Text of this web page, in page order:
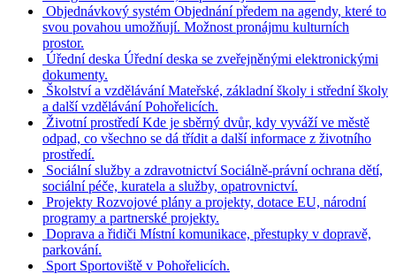
Objednávkový systém Objednání předem na agendy, které to
svou povahou umožňují. Možnost pronájmu kulturních
prostor.
Úřední deska Úřední deska se zveřejněnými elektronickými
dokumenty.
Školství a vzdělávání Mateřské, základní školy i střední školy
a další vzdělávání Pohořelicích.
Životní prostředí Kde je sběrný dvůr, kdy vyváží ve městě
odpad, co všechno se dá třídit a další informace z životního
prostředí.
Sociální služby a zdravotnictví Sociálně-právní ochrana dětí,
sociální péče, kuratela a služby, opatrovnictví.
Projekty Rozvojové plány a projekty, dotace EU, národní
programy a partnerské projekty.
Doprava a řidiči Místní komunikace, přestupky v dopravě,
parkování.
Sport Sportoviště v Pohořelicích.